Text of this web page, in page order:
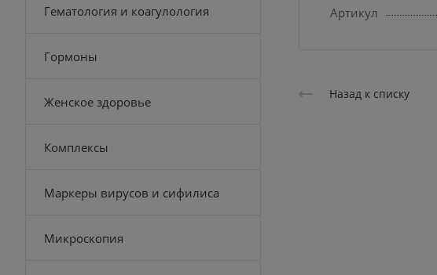
Артикул
Назад к списку
Гематология и коагулология
Гормоны
Женское здоровье
Комплексы
Маркеры вирусов и сифилиса
Микроскопия